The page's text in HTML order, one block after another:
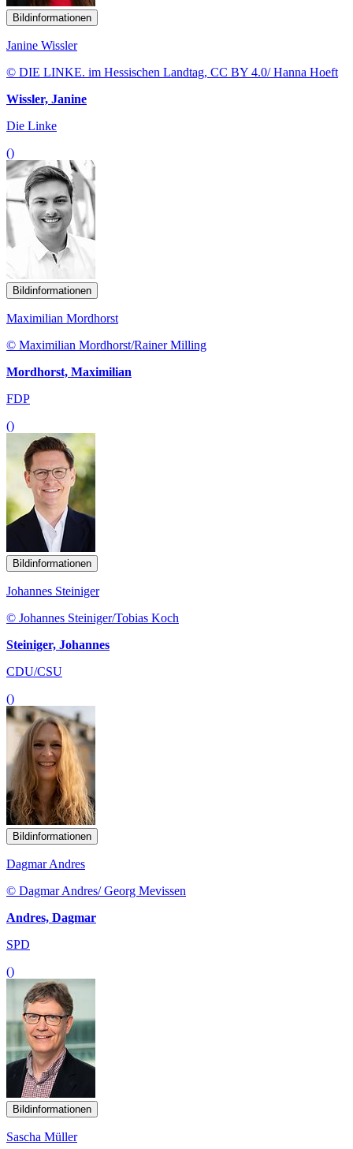
Bildinformationen
Janine Wissler
© DIE LINKE. im Hessischen Landtag, CC BY 4.0/ Hanna Hoeft
Wissler, Janine
Die Linke
()
Bildinformationen
Maximilian Mordhorst
© Maximilian Mordhorst/Rainer Milling
Mordhorst, Maximilian
FDP
()
Bildinformationen
Johannes Steiniger
© Johannes Steiniger/Tobias Koch
Steiniger, Johannes
CDU/CSU
()
Bildinformationen
Dagmar Andres
© Dagmar Andres/ Georg Mevissen
Andres, Dagmar
SPD
()
Bildinformationen
Sascha Müller